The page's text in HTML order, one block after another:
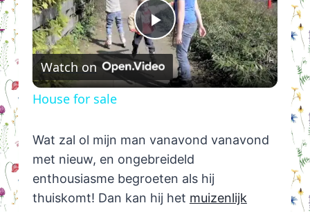
Play
Video
Watch on
House for sale
Wat zal ol mijn man vanavond vanavond
met nieuw, en ongebreideld
enthousiasme begroeten als hij
thuiskomt! Dan kan hij het muizenlijk